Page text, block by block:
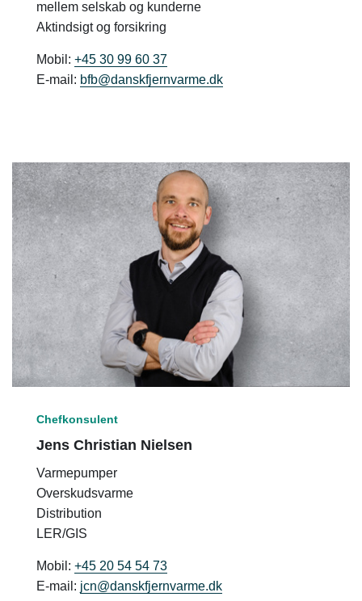
mellem selskab og kunderne
Aktindsigt og forsikring
Mobil: +45 30 99 60 37
E-mail: bfb@danskfjernvarme.dk
Chefkonsulent
Jens Christian Nielsen
Varmepumper
Overskudsvarme
Distribution
LER/GIS
Mobil: +45 20 54 54 73
E-mail: jcn@danskfjernvarme.dk